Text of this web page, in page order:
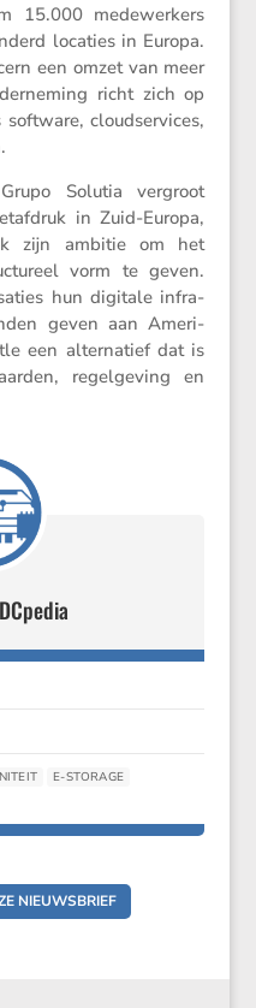
15.000 medewer­kers
locaties in Europa.
een omzet van meer
richt zich op
cloud­ser­vices,
Solutia vergroot
in Zuid-Europa,
zijn ambitie om het
vorm te geven.
hun digitale infra­
geven aan Ameri­
een alter­na­tief dat is
regel­ge­ving en
E-STORAGE
NIEUWSBRIEF